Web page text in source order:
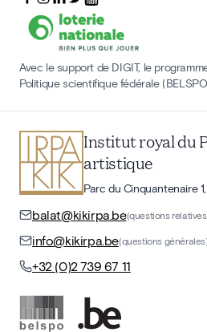
Avec le support de DIGIT, le
Politique scientifique fédérale
Institut royal du
artistique
Parc du Cinquantenaire
balat@kikirpa.be(questions
info@kikirpa.be(questions générales)
+32 (0)2 739 67 11